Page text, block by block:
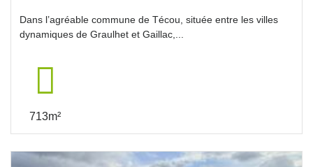
Dans l’agréable commune de Técou, située entre les villes
dynamiques de Graulhet et Gaillac,...
713m²